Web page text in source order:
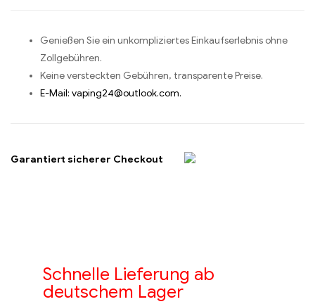
Genießen Sie ein unkompliziertes Einkaufserlebnis ohne
Zollgebühren.
Keine versteckten Gebühren, transparente Preise.
E-Mail: vaping24@outlook.com.
Garantiert sicherer Checkout
Schnelle Lieferung ab
deutschem Lager